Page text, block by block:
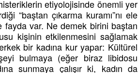
etiyolojisinde önemli yer
“baştan çıkarma kuramı”nı ele
fayda var. Ne demek birini baştan
kişinin etkilenmesini sağlamak
bir kadına kur yapar: Kültürel
bulmaya (eğer biraz libidosu
sunmaya çalışır ki, kadın da